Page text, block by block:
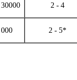
2 - 4
2 - 5*